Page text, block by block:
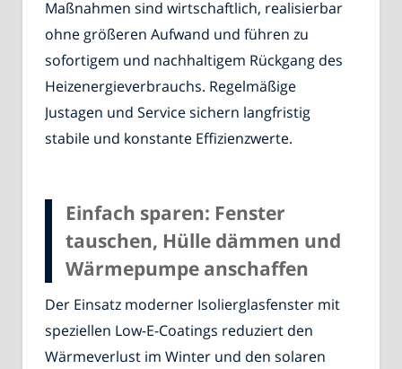
Maßnahmen sind wirtschaftlich, realisierbar
ohne größeren Aufwand und führen zu
sofortigem und nachhaltigem Rückgang des
Heizenergieverbrauchs. Regelmäßige
Justagen und Service sichern langfristig
stabile und konstante Effizienzwerte.
Einfach sparen: Fenster
tauschen, Hülle dämmen und
Wärmepumpe anschaffen
Der Einsatz moderner Isolierglasfenster mit
speziellen Low-E-Coatings reduziert den
Wärmeverlust im Winter und den solaren